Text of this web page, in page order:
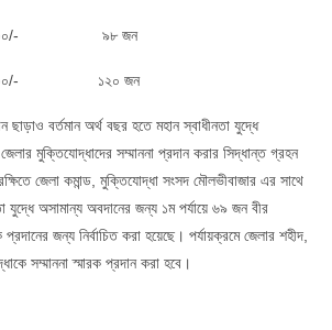
৯৮ জন
১২০ জন
ছাড়াও বর্তমান অর্থ বছর হতে মহান স্বাধীনতা যুদ্ধে
মুক্তিযোদ্ধাদের সম্মাননা প্রদান করার সিদ্ধান্ত গ্রহন
জেলা কমান্ড, মুক্তিযোদ্ধা সংসদ মৌলভীবাজার এর সাথে
যুদ্ধে অসামান্য অবদানের জন্য ১ম পর্যায়ে ৬৯ জন বীর
জন্য নির্বাচিত করা হয়েছে। পর্যায়ক্রমে জেলার শহীদ,
সম্মাননা স্মারক প্রদান করা হবে।